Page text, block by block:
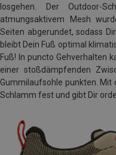
losgehen. Der Outdoor-
atmungsaktivem Mesh
Seiten abgerundet, sodass
bleibt Dein Fuß optimal
Fuß! In puncto Gehverhalten
einer stoßdämpfenden
Gummilaufsohle punkten.
Schlamm fest und gibt Dir